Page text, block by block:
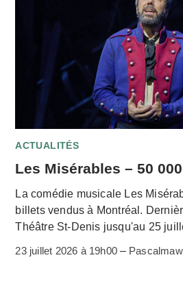
ACTUALITÉS
Les Misérables – 50
La comédie musicale Les
billets vendus à Montréal.
Théâtre St-Denis jusqu'au 25
23 juillet 2026 à 19h00 –